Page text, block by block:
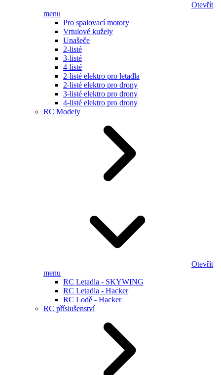
Otevřít
menu
Pro spalovací motory
Vrtulové kužely
Unašeče
2-listé
3-listé
4-listé
2-listé elektro pro letadla
2-listé elektro pro drony
3-listé elektro pro drony
4-listé elektro pro drony
RC Modely
Otevřít
menu
RC Letadla - SKYWING
RC Letadla - Hacker
RC Lodě - Hacker
RC příslušenství